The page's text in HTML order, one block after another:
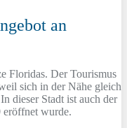
an
Floridas. Der Tourismus
sich in der Nähe gleich
dieser Stadt ist auch der
eröffnet wurde.